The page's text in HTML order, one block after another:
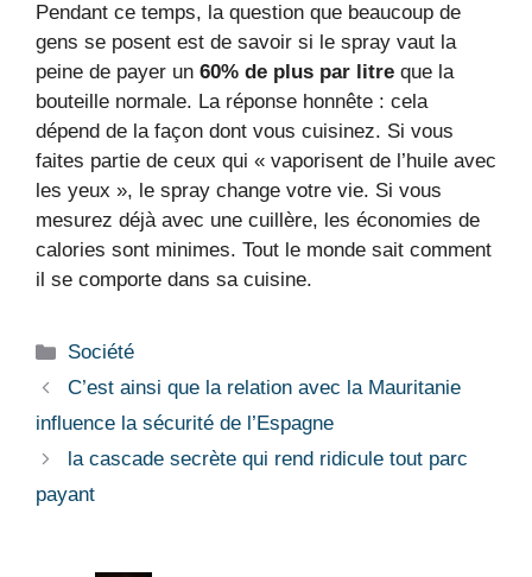
Pendant ce temps, la question que beaucoup de
gens se posent est de savoir si le spray vaut la
peine de payer un 60% de plus par litre que la
bouteille normale. La réponse honnête : cela
dépend de la façon dont vous cuisinez. Si vous
faites partie de ceux qui « vaporisent de l’huile avec
les yeux », le spray change votre vie. Si vous
mesurez déjà avec une cuillère, les économies de
calories sont minimes. Tout le monde sait comment
il se comporte dans sa cuisine.
Catégories
Société
C’est ainsi que la relation avec la Mauritanie
influence la sécurité de l’Espagne
la cascade secrète qui rend ridicule tout parc
payant